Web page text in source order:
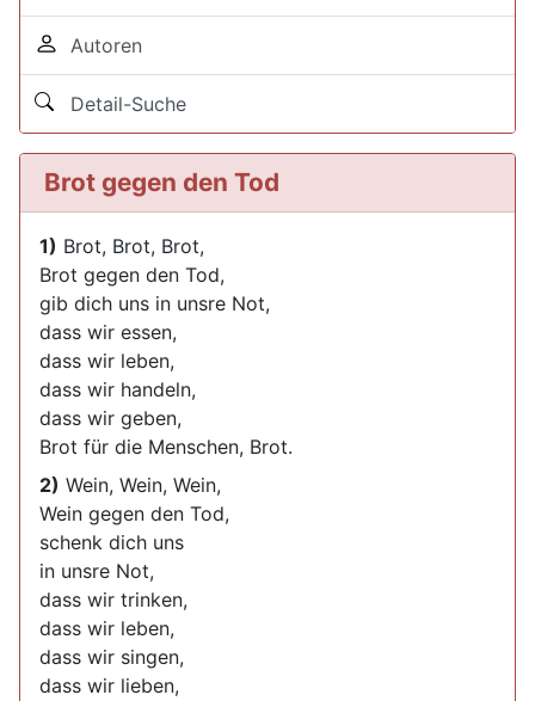
Autoren
Detail-Suche
Brot gegen den Tod
1) Brot, Brot, Brot,
Brot gegen den Tod,
gib dich uns in unsre Not,
dass wir essen,
dass wir leben,
dass wir handeln,
dass wir geben,
Brot für die Menschen, Brot.
2) Wein, Wein, Wein,
Wein gegen den Tod,
schenk dich uns
in unsre Not,
dass wir trinken,
dass wir leben,
dass wir singen,
dass wir lieben,